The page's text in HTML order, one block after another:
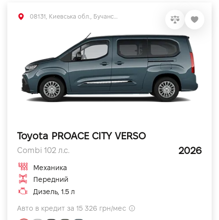
Toyota PROACE CITY VERSO
Combi 102 л.с. 2026
Механика
Передний
Дизель, 1.5 л
Авто в кредит за 15 326 грн/мес
акціями, послугами та новинками